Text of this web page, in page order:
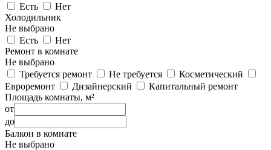
Есть
Нет
Холодильник
Не выбрано
Есть
Нет
Ремонт в комнате
Не выбрано
Требуется ремонт
Не требуется
Косметический
Евроремонт
Дизайнерский
Капитальный ремонт
Площадь комнаты, м²
от
до
Балкон в комнате
Не выбрано